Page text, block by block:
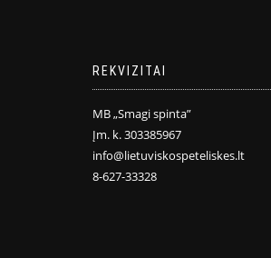
REKVIZITAI
MB „Smagi spinta”
Įm. k. 303385967
info@lietuviskospeteliskes.lt
8-627-33328